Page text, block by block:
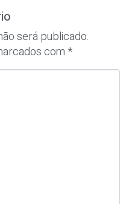
será publicado.
com *